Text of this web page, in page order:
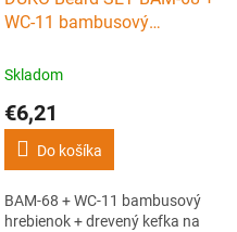
WC-11 bambusový
na fúzy
Skladom
€6,21
Do košíka
BAM-68 + WC-11 bambusový
hrebienok + drevený kefka na